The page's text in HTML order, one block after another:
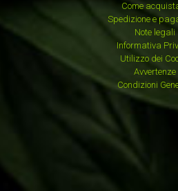
Come
Spedizione e
Note legali
Informativa
Utilizzo dei
Avvertenze
Condizioni